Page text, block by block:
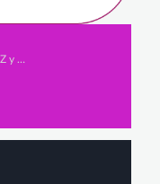
Secundaria, MELCHOR BAIXAS GONZÁLEZ y ALEJANDRO SANZ CABRERIZO